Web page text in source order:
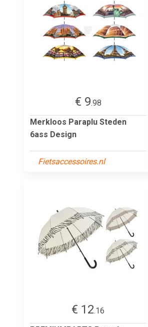
€ 9.98
Merkloos Paraplu Steden
6ass Design
Fietsaccessoires.nl
€ 12.16